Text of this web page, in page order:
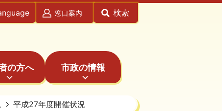
窓口案内 検索
の方へ 市政の情報
平成27年度開催状況